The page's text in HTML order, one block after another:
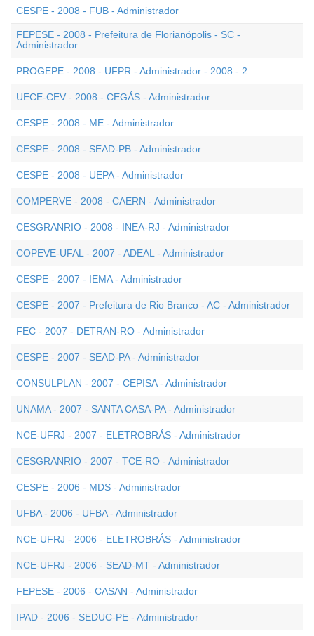
CESPE - 2008 - FUB - Administrador
FEPESE - 2008 - Prefeitura de Florianópolis - SC -
Administrador
PROGEPE - 2008 - UFPR - Administrador - 2008 - 2
UECE-CEV - 2008 - CEGÁS - Administrador
CESPE - 2008 - ME - Administrador
CESPE - 2008 - SEAD-PB - Administrador
CESPE - 2008 - UEPA - Administrador
COMPERVE - 2008 - CAERN - Administrador
CESGRANRIO - 2008 - INEA-RJ - Administrador
COPEVE-UFAL - 2007 - ADEAL - Administrador
CESPE - 2007 - IEMA - Administrador
CESPE - 2007 - Prefeitura de Rio Branco - AC - Administrador
FEC - 2007 - DETRAN-RO - Administrador
CESPE - 2007 - SEAD-PA - Administrador
CONSULPLAN - 2007 - CEPISA - Administrador
UNAMA - 2007 - SANTA CASA-PA - Administrador
NCE-UFRJ - 2007 - ELETROBRÁS - Administrador
CESGRANRIO - 2007 - TCE-RO - Administrador
CESPE - 2006 - MDS - Administrador
UFBA - 2006 - UFBA - Administrador
NCE-UFRJ - 2006 - ELETROBRÁS - Administrador
NCE-UFRJ - 2006 - SEAD-MT - Administrador
FEPESE - 2006 - CASAN - Administrador
IPAD - 2006 - SEDUC-PE - Administrador